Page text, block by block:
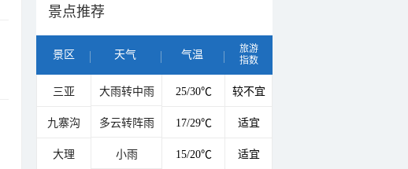
景点推荐
景区 天气 气温
旅游
指数
三亚 大雨转中雨 25/30℃ 较不宜
九寨沟 多云转阵雨 17/29℃ 适宜
大理 小雨 15/20℃ 适宜